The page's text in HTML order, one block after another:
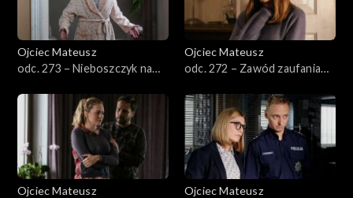
Sezon 26
Sezon 25
Sezon 24
Sezon 23
Sezon 22
Ojciec Mateusz
odc. 273 – Nieboszczyk na
Ojciec Mateusz
odc. 272 – Zawód zaufania
Ojciec Mateusz
Ojciec Mateusz